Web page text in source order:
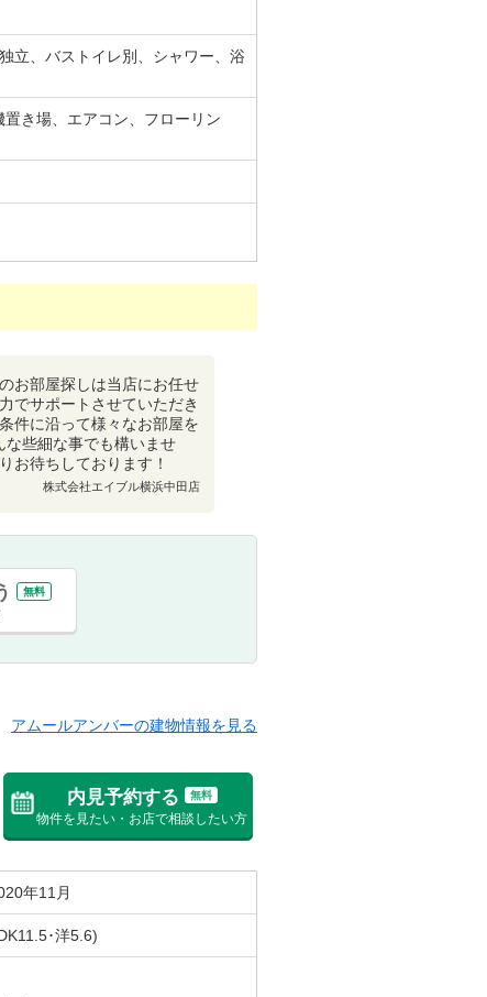
立、バストイレ別、シャワー、浴
き場、エアコン、フローリン
お部屋探しは当店にお任せ
でサポートさせていただき
件に沿って様々なお部屋を
な些細な事でも構いませ
お待ちしております！
株式会社エイブル横浜中田店
無料
内見予約する 無料
物件を見たい・お店で相談したい方
アムールアンバーの建物情報を見る
年11月
･洋5.6)